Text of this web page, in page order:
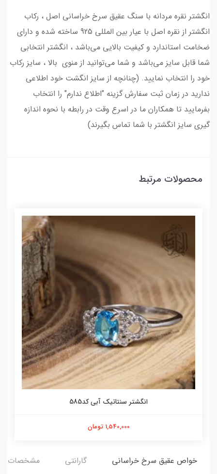
انگشتر نقره مردانه با سنگ عقیق سرخ خراسانی اصل ، رکاب
انگشتر از نقره اصل با عیار بین المللی 925 ساخته شده و دارای
ضخامت استاندارد و کیفیت بالایی می‌باشد ، انگشتر انتخابی
شما قابل سایز می‌باشد و شما می‌توانید از منوی بالا ، سایز رکاب
خود را انتخاب نمایید. (چنانچه از سایز انگشت خود اطلاعی
ندارید در زمان ثبت سفارش گزینه "اطلاع ندارم" را انتخاب
بفرمایید تا همکاران ما در اسرع وقت در رابطه با نحوه اندازه
گیری سایز انگشتر با شما تماس بگیرند)
محصولات مرتبط
انگشتر سنتاتیک آبی کد585
1,540,000 تومان
خواص عقیق سرخ خراسانی گارانتی مشخصات